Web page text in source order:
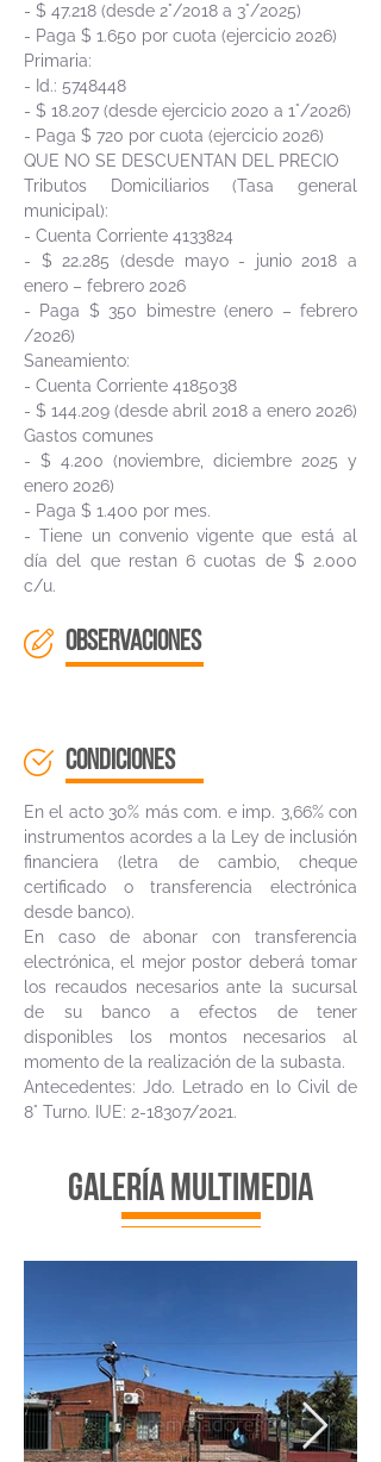
- $ 47.218 (desde 2°/2018 a 3°/2025)
- Paga $ 1.650 por cuota (ejercicio 2026)
Primaria:
- Id.: 5748448
- $ 18.207 (desde ejercicio 2020 a 1°/2026)
- Paga $ 720 por cuota (ejercicio 2026)
QUE NO SE DESCUENTAN DEL PRECIO
Tributos Domiciliarios (Tasa general
municipal):
- Cuenta Corriente 4133824
- $ 22.285 (desde mayo - junio 2018 a
enero – febrero 2026
- Paga $ 350 bimestre (enero – febrero
/2026)
Saneamiento:
- Cuenta Corriente 4185038
- $ 144.209 (desde abril 2018 a enero 2026)
Gastos comunes
- $ 4.200 (noviembre, diciembre 2025 y
enero 2026)
- Paga $ 1.400 por mes.
- Tiene un convenio vigente que está al
día del que restan 6 cuotas de $ 2.000
c/u.
OBSERVACIONES
CONDICIONES
En el acto 30% más com. e imp. 3,66% con
instrumentos acordes a la Ley de inclusión
financiera (letra de cambio, cheque
certificado o transferencia electrónica
desde banco).
En caso de abonar con transferencia
electrónica, el mejor postor deberá tomar
los recaudos necesarios ante la sucursal
de su banco a efectos de tener
disponibles los montos necesarios al
momento de la realización de la subasta.
Antecedentes: Jdo. Letrado en lo Civil de
8° Turno. IUE: 2-18307/2021.
galería multimedia